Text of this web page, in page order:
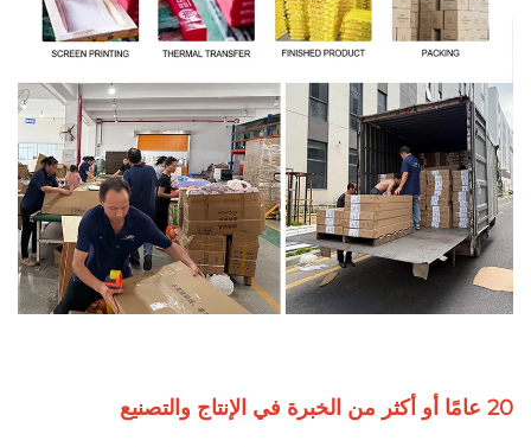
20 عامًا أو أكثر من الخبرة في الإنتاج والتصنيع